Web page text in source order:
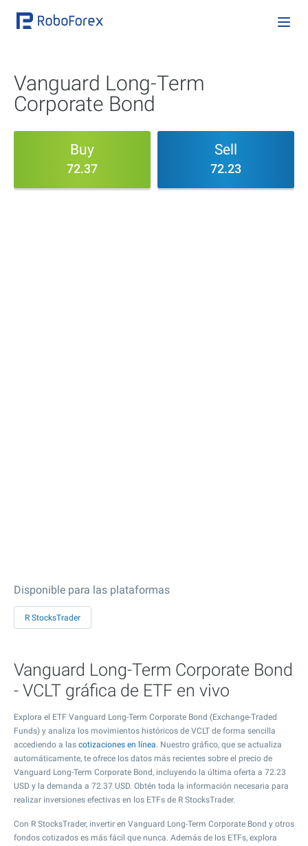
Vanguard Long-Term
Corporate Bond
Buy
72.37
Sell
72.23
Disponible para las plataformas
R StocksTrader
Vanguard Long-Term Corporate Bond
- VCLT gráfica de ETF en vivo
Explora el ETF Vanguard Long-Term Corporate Bond (Exchange-Traded
Funds) y analiza los movimientos históricos de VCLT de forma sencilla
accediendo a las cotizaciones en línea. Nuestro gráfico, que se actualiza
automáticamente, te ofrece los datos más recientes sobre el precio de
Vanguard Long-Term Corporate Bond, incluyendo la última oferta a 72.23
USD y la demanda a 72.37 USD. Obtén toda la información necesaria para
realizar inversiones efectivas en los ETFs de R StocksTrader.
Con R StocksTrader, invertir en Vanguard Long-Term Corporate Bond y otros
fondos cotizados es más fácil que nunca. Además de los ETFs, explora